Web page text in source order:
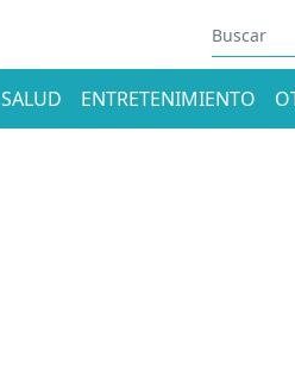
SALUD ENTRETENIMIENTO